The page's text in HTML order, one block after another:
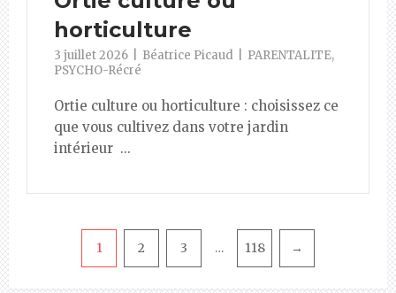
horticulture
3 juillet 2026 Béatrice Picaud PARENTALITE,
PSYCHO-Récré
Ortie culture ou horticulture : choisissez ce
que vous cultivez dans votre jardin
intérieur ...
Pagination
1 2 3 … 118 →